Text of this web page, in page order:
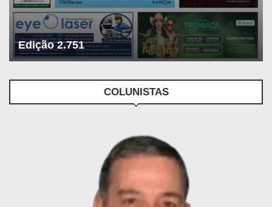
Edição 2.751
COLUNISTAS